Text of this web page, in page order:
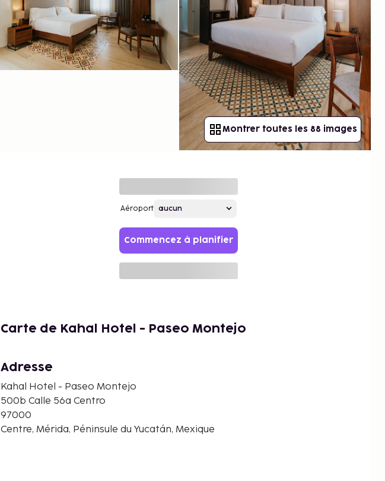
Montrer toutes les 88 images
Aéroport
Commencez à planifier
Carte de Kahal Hotel - Paseo Montejo
Adresse
Kahal Hotel - Paseo Montejo
500b Calle 56a Centro
97000
Centre, Mérida, Péninsule du Yucatán, Mexique